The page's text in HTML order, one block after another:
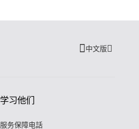
中文版
学习他们
服务保障电話